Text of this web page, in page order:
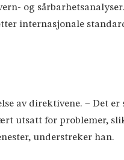
og
internasjonale
av direktivene. – Det
utsatt for problemer,
understreker han.